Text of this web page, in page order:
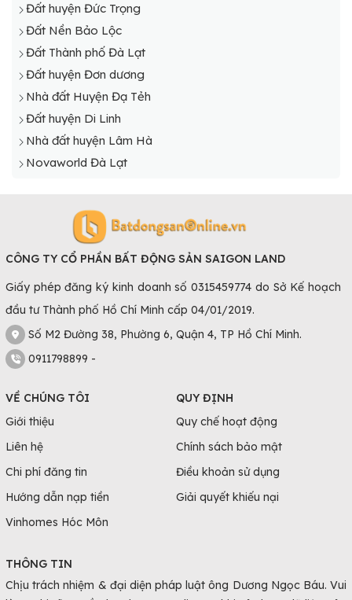
Đất huyện Đức Trọng
Đất Nền Bảo Lộc
Đất Thành phố Đà Lạt
Đất huyện Đơn dương
Nhà đất Huyện Đạ Tẻh
Đất huyện Di Linh
Nhà đất huyện Lâm Hà
Novaworld Đà Lạt
CÔNG TY CỔ PHẦN BẤT ĐỘNG SẢN SAIGON LAND
Giấy phép đăng ký kinh doanh số 0315459774 do Sở Kế hoạch
đầu tư Thành phố Hồ Chí Minh cấp 04/01/2019.
Số M2 Đường 38, Phường 6, Quận 4, TP Hồ Chí Minh.
0911798899 -
VỀ CHÚNG TÔI
Giới thiệu
Liên hệ
Chi phí đăng tin
Hướng dẫn nạp tiền
Vinhomes Hóc Môn
QUY ĐỊNH
Quy chế hoạt động
Chính sách bảo mật
Điều khoản sử dụng
Giải quyết khiếu nại
THÔNG TIN
Chịu trách nhiệm & đại diện pháp luật ông Dương Ngọc Báu. Vui